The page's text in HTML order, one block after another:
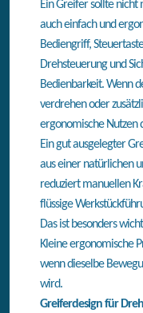
Ein Greifer sollte nicht
auch einfach und
Bediengriff,
Drehsteuerung und
Bedienbarkeit. Wenn
verdrehen oder
ergonomische Nutzen
Ein gut ausgelegter
aus einer natürlichen
reduziert manuellen
flüssige
Das ist besonders
Kleine ergonomische
wenn dieselbe
wird.
Greiferdesign für